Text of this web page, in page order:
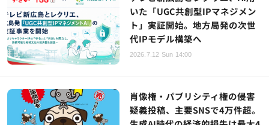
いた「UGC共創型IPマネジメン
ト」実証開始。地方局発の次世
代IPモデル構築へ
2026.7.12 Sun 14:00
肖像権・パブリシティ権の侵害
疑義投稿、主要SNSで4万件超。